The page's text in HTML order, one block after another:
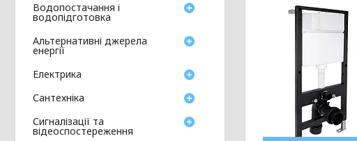
Водопостачання і
водопідготовка
Альтернативні джерела
енергії
Електрика
Сантехніка
Сигналізації та
відеоспостереження